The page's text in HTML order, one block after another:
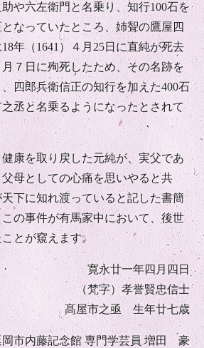
や六左衛門と名乗り、知行100石を
なっていたところ、姉聟の鷹屋四
年（1641）４月25日に直純が死去
７日に殉死したため、その名跡を
四郎兵衛信正の知行を加えた400石
丞と名乗るようになったとされて
康を取り戻した元純が、実父であ
母としての心痛を思いやると共
下に知れ渡っていると記した書簡
の事件が有馬家中において、後世
とが窺えます。
寛永廿一年四月四日
（梵字）孝誉賢忠信士
髙屋市之亟 生年廿七歳
岡市内藤記念館 専門学芸員 増田 豪